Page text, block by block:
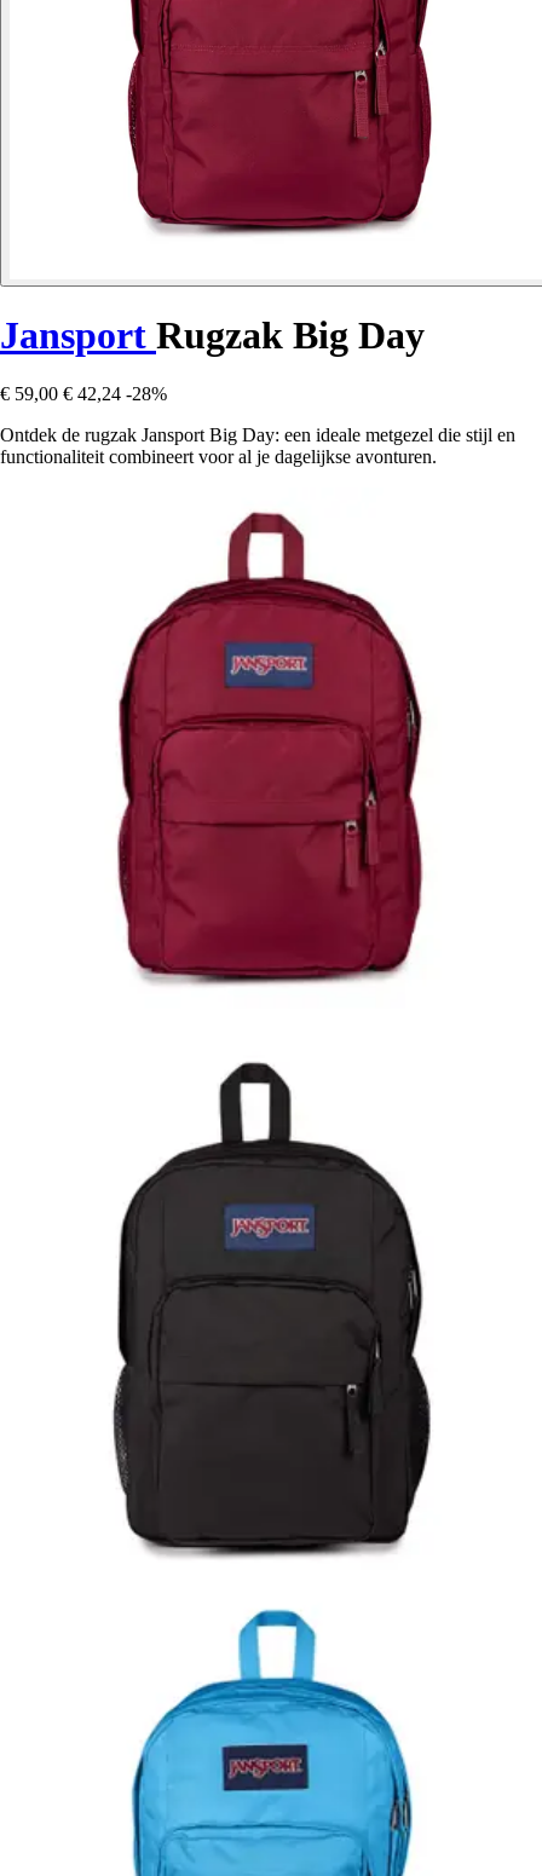
Jansport Rugzak Big Day
€ 59,00 € 42,24 -28%
Ontdek de rugzak Jansport Big Day: een ideale metgezel die stijl en
functionaliteit combineert voor al je dagelijkse avonturen.